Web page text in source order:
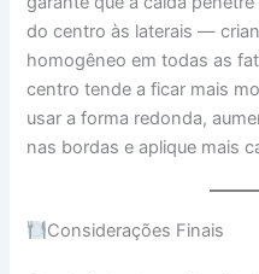
do centro às laterais —
homogêneo em todas as
centro tende a ficar mais
usar a forma redonda,
nas bordas e aplique mais
Considerações Finais